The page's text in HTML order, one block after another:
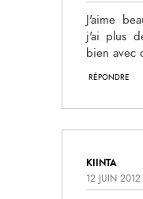
J'aime
j'ai plus
bien avec
RÉPONDRE
KIINTA
12 JUIN